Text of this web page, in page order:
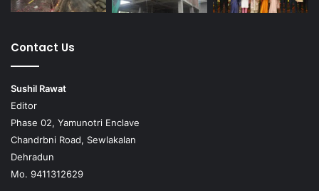
Contact Us
Sushil Rawat
Editor
Phase 02, Yamunotri Enclave
Chandrbni Road, Sewlakalan
Dehradun
Mo. 9411312629